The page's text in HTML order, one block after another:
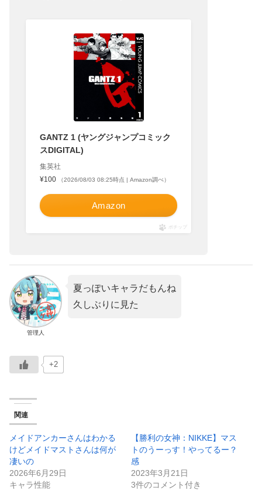
GANTZ 1 (ヤングジャンプコミック
スDIGITAL)
集英社
¥100
（2026/08/03 08:25時点 | Amazon調べ）
Amazon
ポチップ
管理人
夏っぽいキャラだもんね
久しぶりに見た
+2
関連
メイドアンカーさんはわかる
けどメイドマストさんは何が
凄いの
2026年6月29日
キャラ性能
【勝利の女神：NIKKE】マス
トのうーっす！やってるー？
感
2023年3月21日
3件のコメント付き